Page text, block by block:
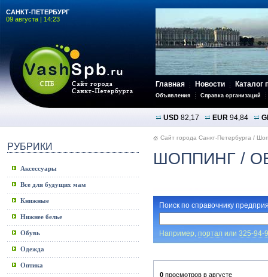
САНКТ-ПЕТЕРБУРГ
09 августа | 14:23
Главная Новости Каталог
Объявления Справка организаций
USD 82,17 EUR 94,84
РУБРИКИ
Аксессуары
Все для будущих мам
Книжные
Нижнее белье
Обувь
Одежда
Оптика
Сайт города Санкт-Петербурга /
ШОППИНГ /
Поиск по справочнику
Например, порталили 325-94-
0 просмотров в августе